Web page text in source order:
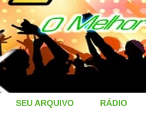
SEU ARQUIVO RÁDIO